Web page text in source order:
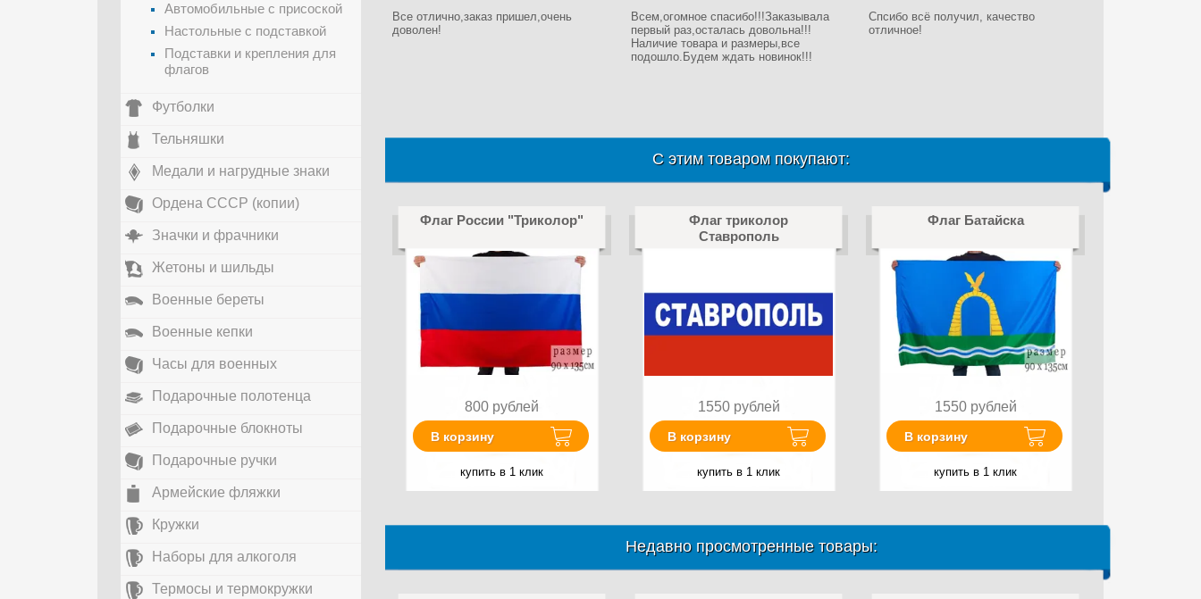
Все отлично,заказ пришел,очень
доволен!
Всем,огомное спасибо!!!Заказывала
первый раз,осталась довольна!!!
Наличие товара и размеры,все
подошло.Будем ждать новинок!!!
Спсибо всё получил, качество
отличное!
С этим товаром покупают:
Флаг России "Триколор"
800 рублей
В корзину
купить в 1 клик
Флаг триколор
Ставрополь
1550 рублей
В корзину
купить в 1 клик
Флаг Батайска
1550 рублей
В корзину
купить в 1 клик
Недавно просмотренные товары:
Автомобильные с присоской
Настольные с подставкой
Подставки и крепления для
флагов
Футболки
Тельняшки
Медали и нагрудные знаки
Ордена СССР (копии)
Значки и фрачники
Жетоны и шильды
Военные береты
Военные кепки
Часы для военных
Подарочные полотенца
Подарочные блокноты
Подарочные ручки
Армейские фляжки
Кружки
Наборы для алкоголя
Термосы и термокружки